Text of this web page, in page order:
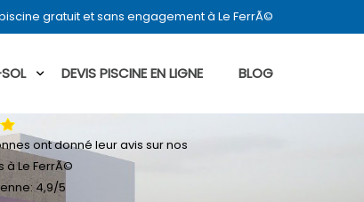
gratuit et sans engagement à Le FerrÃ©
DEVIS PISCINE EN LIGNE BLOG
ont donné leuravis sur nos
à Le FerrÃ©
4,9/5